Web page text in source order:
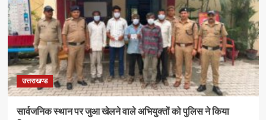
उत्तराखण्ड
सार्वजनिक स्थान पर जुआ खेलने वाले अभियुक्तों को पुलिस ने किया